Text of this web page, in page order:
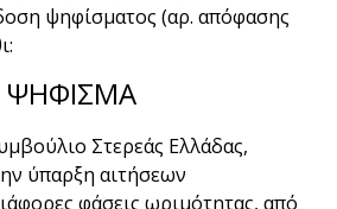
ψηφίσματος (αρ. απόφασης
ΨΗΦΙΣΜΑ
Στερεάς Ελλάδας,
ύπαρξη αιτήσεων
φάσεις ωριμότητας, από